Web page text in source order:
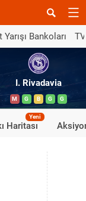
Yarışı Bankoları
I. Rivadavia
M G B G G
Haritası
Yeni